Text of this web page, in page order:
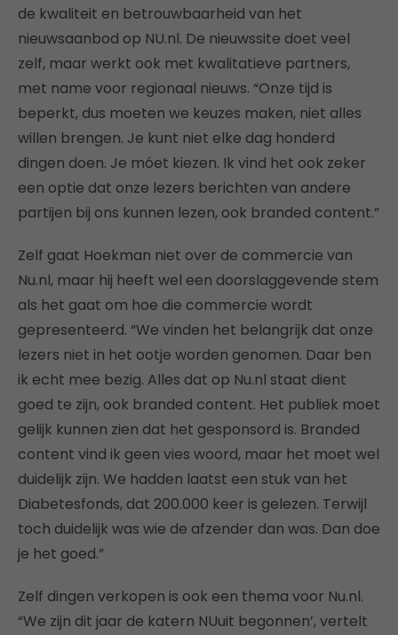
de kwaliteit en betrouwbaarheid van het
nieuwsaanbod op NU.nl. De nieuwssite doet veel
zelf, maar werkt ook met kwalitatieve partners,
met name voor regionaal nieuws. “Onze tijd is
beperkt, dus moeten we keuzes maken, niet alles
willen brengen. Je kunt niet elke dag honderd
dingen doen. Je móet kiezen. Ik vind het ook zeker
een optie dat onze lezers berichten van andere
partijen bij ons kunnen lezen, ook branded content.”
Zelf gaat Hoekman niet over de commercie van
Nu.nl, maar hij heeft wel een doorslaggevende stem
als het gaat om hoe die commercie wordt
gepresenteerd. “We vinden het belangrijk dat onze
lezers niet in het ootje worden genomen. Daar ben
ik echt mee bezig. Alles dat op Nu.nl staat dient
goed te zijn, ook branded content. Het publiek moet
gelijk kunnen zien dat het gesponsord is. Branded
content vind ik geen vies woord, maar het moet wel
duidelijk zijn. We hadden laatst een stuk van het
Diabetesfonds, dat 200.000 keer is gelezen. Terwijl
toch duidelijk was wie de afzender dan was. Dan doe
je het goed.”
Zelf dingen verkopen is ook een thema voor Nu.nl.
“We zijn dit jaar de katern NUuit begonnen’, vertelt